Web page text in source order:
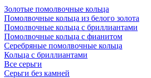
Золотые помолвочные кольца
Помолвочные кольца из белого золота
Помолвочные кольца с бриллиантами
Помолвочные кольца с фианитом
Серебряные помолвочные кольца
Кольца с бриллиантами
Все серьги
Серьги без камней